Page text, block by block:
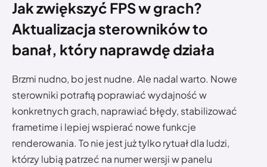
Jak zwiększyć FPS w grach?
Aktualizacja sterowników to
banał, który naprawdę działa
Brzmi nudno, bo jest nudne. Ale nadal warto. Nowe
sterowniki potrafią poprawiać wydajność w
konkretnych grach, naprawiać błędy, stabilizować
frametime i lepiej wspierać nowe funkcje
renderowania. To nie jest już tylko rytuał dla ludzi,
którzy lubią patrzeć na numer wersji w panelu